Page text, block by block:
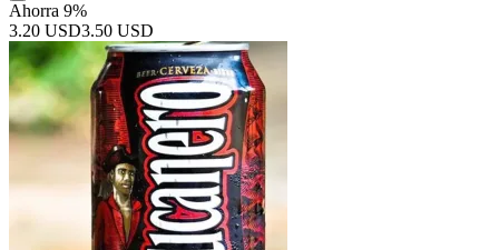
Ahorra 9%
3.20 USD3.50 USD